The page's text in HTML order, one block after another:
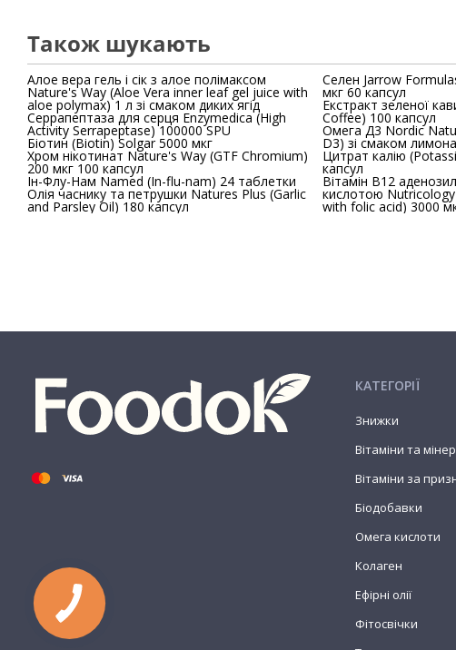
Також шукають
Алое вера гель і сік з алое полімаксом
Nature's Way (Aloe Vera inner leaf gel juice with
aloe polymax) 1 л зі смаком диких ягід
Серрапептаза для серця Enzymedica (High
Activity Serrapeptase) 100000 SPU
Біотин (Biotin) Solgar 5000 мкг
Хром нікотинат Nature's Way (GTF Chromium)
200 мкг 100 капсул
Ін-Флу-Нам Named (In-flu-nam) 24 таблетки
Олія часнику та петрушки Natures Plus (Garlic
and Parsley Oil) 180 капсул
Селен Jarrow
мкг 60 капсул
Екстракт зеленої
Coffee) 100 капсул
Омега Д3 Nordic Naturals (Ultimate
D3) зі смаком лимона
Цитрат калію
капсул
Вітамін В12
кислотою
with folic acid) 3000
КАТЕГОРІЇ
Знижки
Вітаміни та
Вітаміни за
Біодобавки
Омега кислоти
Колаген
Ефірні олії
Фітосвічки